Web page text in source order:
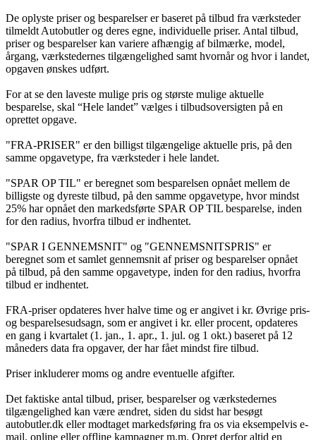
De oplyste priser og besparelser er baseret på tilbud fra værksteder
tilmeldt Autobutler og deres egne, individuelle priser. Antal tilbud,
priser og besparelser kan variere afhængig af bilmærke, model,
årgang, værkstedernes tilgængelighed samt hvornår og hvor i landet,
opgaven ønskes udført.
For at se den laveste mulige pris og største mulige aktuelle
besparelse, skal “Hele landet” vælges i tilbudsoversigten på en
oprettet opgave.
"FRA-PRISER" er den billigst tilgængelige aktuelle pris, på den
samme opgavetype, fra værksteder i hele landet.
"SPAR OP TIL" er beregnet som besparelsen opnået mellem de
billigste og dyreste tilbud, på den samme opgavetype, hvor mindst
25% har opnået den markedsførte SPAR OP TIL besparelse, inden
for den radius, hvorfra tilbud er indhentet.
"SPAR I GENNEMSNIT" og "GENNEMSNITSPRIS" er
beregnet som et samlet gennemsnit af priser og besparelser opnået
på tilbud, på den samme opgavetype, inden for den radius, hvorfra
tilbud er indhentet.
FRA-priser opdateres hver halve time og er angivet i kr. Øvrige pris-
og besparelsesudsagn, som er angivet i kr. eller procent, opdateres
en gang i kvartalet (1. jan., 1. apr., 1. jul. og 1 okt.) baseret på 12
måneders data fra opgaver, der har fået mindst fire tilbud.
Priser inkluderer moms og andre eventuelle afgifter.
Det faktiske antal tilbud, priser, besparelser og værkstedernes
tilgængelighed kan være ændret, siden du sidst har besøgt
autobutler.dk eller modtaget markedsføring fra os via eksempelvis e-
mail, online eller offline kampagner m.m. Opret derfor altid en